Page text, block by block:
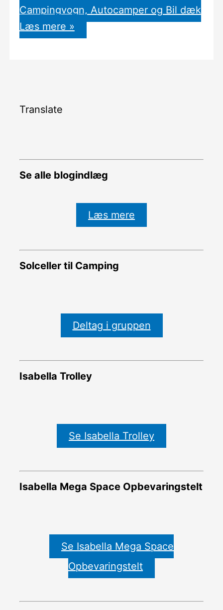
Campingvogn, Autocamper og Bil dæk
Læs mere »
Translate
Se alle blogindlæg
Læs mere
Solceller til Camping
Deltag i gruppen
Isabella Trolley
Se Isabella Trolley
Isabella Mega Space Opbevaringstelt
Se Isabella Mega Space
Opbevaringstelt